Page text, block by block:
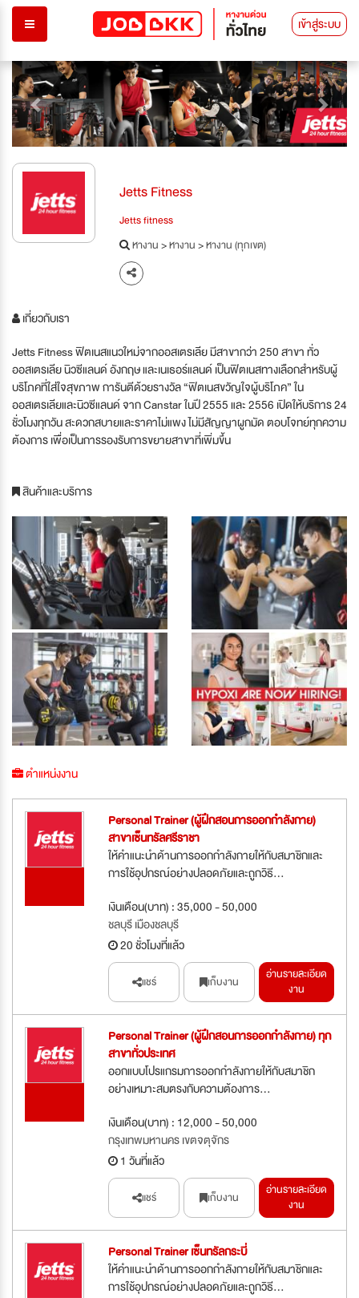
เข้าสู่ระบบ
Previous Next
Jetts Fitness
Jetts fitness
หางาน>หางาน>หางาน (ทุกเขต)
เกี่ยวกับเรา
Jetts Fitness ฟิตเนสแนวใหม่จากออสเตรเลีย มีสาขากว่า 250 สาขา ทั่ว
ออสเตรเลีย นิวซีแลนด์ อังกฤษ และเนเธอร์แลนด์ เป็นฟิตเนสทางเลือกสำหรับผู้
บริโภคที่ใส่ใจสุขภาพ การันตีด้วยรางวัล “ฟิตเนสขวัญใจผู้บริโภค” ใน
ออสเตรเลียและนิวซีแลนด์ จาก Canstar ในปี 2555 และ 2556 เปิดให้บริการ 24
ชั่วโมงทุกวัน สะดวกสบายและราคาไม่แพง ไม่มีสัญญาผูกมัด ตอบโจทย์ทุกความ
ต้องการ เพื่อเป็นการรองรับการขยายสาขาที่เพิ่มขึ้น
สินค้าและบริการ
ตำแหน่งงาน
Personal Trainer (ผู้ฝึกสอนการออกกำลังกาย)
สาขาเซ็นทรัลศรีราชา
ให้คำแนะนำด้านการออกกำลังกายให้กับสมาชิกและ
การใช้อุปกรณ์อย่างปลอดภัยและถูกวิธี...
เงินเดือน(บาท) : 35,000 - 50,000
ชลบุรี เมืองชลบุรี
20 ชั่วโมงที่แล้ว
แชร์ เก็บงาน
อ่านรายละเอียด
งาน
Personal Trainer (ผู้ฝึกสอนการออกกำลังกาย) ทุก
สาขาทั่วประเทศ
ออกแบบโปรแกรมการออกกำลังกายให้กับสมาชิก
อย่างเหมาะสมตรงกับความต้องการ...
เงินเดือน(บาท) : 12,000 - 50,000
กรุงเทพมหานคร เขตจตุจักร
1 วันที่แล้ว
แชร์ เก็บงาน
อ่านรายละเอียด
งาน
Personal Trainer เซ็นทรัลกระบี่
ให้คำแนะนำด้านการออกกำลังกายให้กับสมาชิกและ
การใช้อุปกรณ์อย่างปลอดภัยและถูกวิธี...